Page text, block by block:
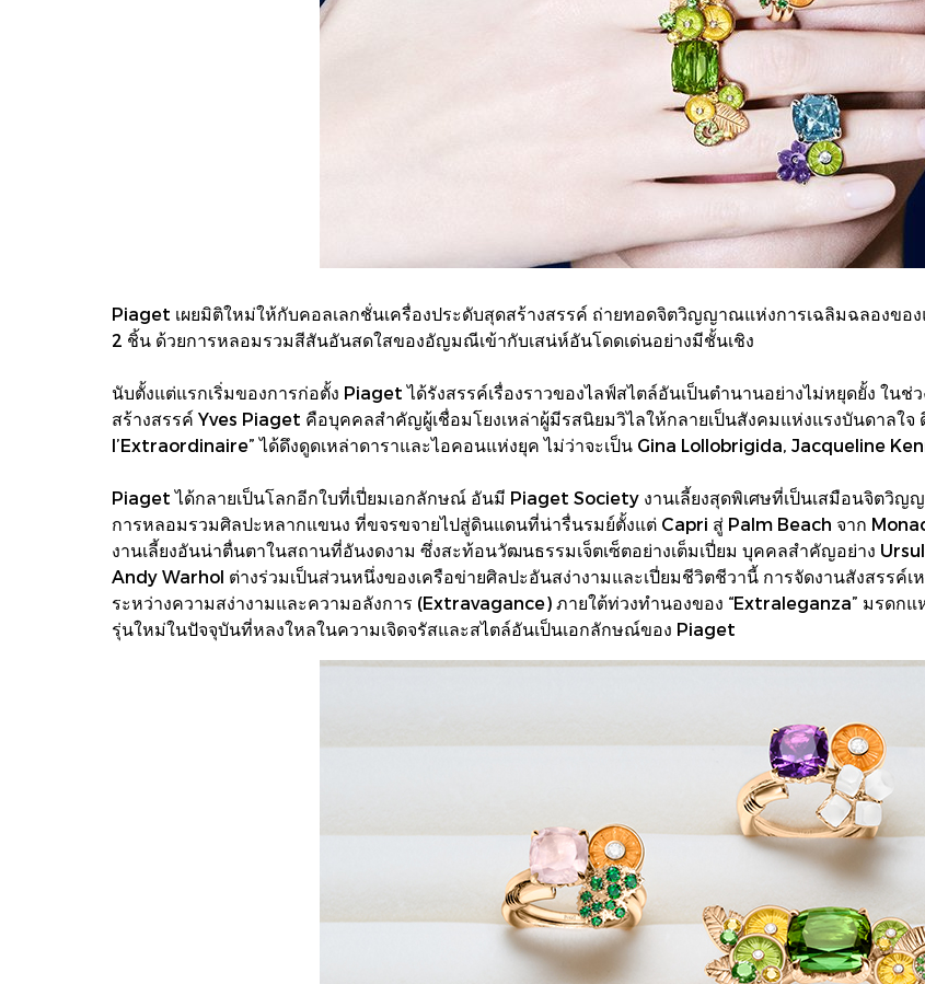
Piaget เผยมิติใหม่ให้กับคอลเลกชั่นเครื่องประดับสุดสร้างสรรค์ ถ่ายทอดจิตวิญญาณแห่งการเฉลิมฉลองข
2 ชิ้น ด้วยการหลอมรวมสีสันอันสดใสของอัญมณีเข้ากับเสน่ห์อันโดดเด่นอย่างมีชั้นเชิง
นับตั้งแต่แรกเริ่มของการก่อตั้ง Piaget ได้รังสรรค์เรื่องราวของไลฟ์สไตล์อันเป็นตำนานอย่างไม่หยุดยั้ง ใน
สร้างสรรค์ Yves Piaget คือบุคคลสำคัญผู้เชื่อมโยงเหล่าผู้มีรสนิยมวิไลให้กลายเป็นสังคมแห่งแรงบันดาลใ
l’Extraordinaire” ได้ดึงดูดเหล่าดาราและไอคอนแห่งยุค ไม่ว่าจะเป็น Gina Lollobrigida, Jacqueline
Piaget ได้กลายเป็นโลกอีกใบที่เปี่ยมเอกลักษณ์ อันมี Piaget Society งานเลี้ยงสุดพิเศษที่เป็นเสมือนจิตวิ
การหลอมรวมศิลปะหลากแขนง ที่ขจรขจายไปสู่ดินแดนที่น่ารื่นรมย์ตั้งแต่ Capri สู่ Palm Beach จาก
งานเลี้ยงอันน่าตื่นตาในสถานที่อันงดงาม ซึ่งสะท้อนวัฒนธรรมเจ็ตเซ็ตอย่างเต็มเปี่ยม บุคคลสำคัญอย่าง
Andy Warhol ต่างร่วมเป็นส่วนหนึ่งของเครือข่ายศิลปะอันสง่างามและเปี่ยมชีวิตชีวานี้ การจัดงานสังสรร
ระหว่างความสง่างามและความอลังการ (Extravagance) ภายใต้ท่วงทำนองของ “Extraleganza” มรดก
รุ่นใหม่ในปัจจุบันที่หลงใหลในความเจิดจรัสและสไตล์อันเป็นเอกลักษณ์ของ Piaget